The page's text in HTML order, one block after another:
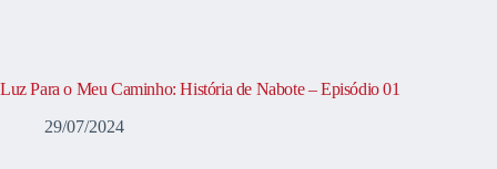
Luz Para o Meu Caminho: História de Nabote – Episódio 01
29/07/2024